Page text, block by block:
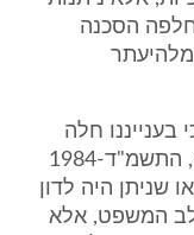
הסכנה
מלהיעתר
לטענתה של המשיבה 1, כי בענייננו חלה
תקנה 149 לתקנות סדר הדין האזרחי, התשמ"ד-1984
שניתן היה לדון
המשפט, אלא